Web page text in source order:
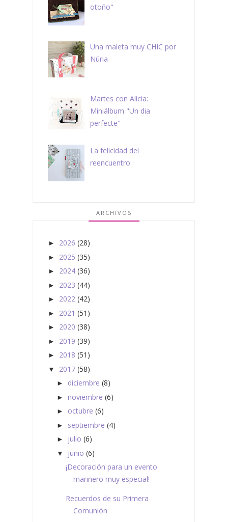
otoño"
Una maleta muy CHIC por
Núria
Martes con Alícia:
Miniálbum "Un dia
perfecte"
La felicidad del
reencuentro
ARCHIVOS
► 2026 (28)
► 2025 (35)
► 2024 (36)
► 2023 (44)
► 2022 (42)
► 2021 (51)
► 2020 (38)
► 2019 (39)
► 2018 (51)
▼ 2017 (58)
► diciembre (8)
► noviembre (6)
► octubre (6)
► septiembre (4)
► julio (6)
▼ junio (6)
¡Decoración para un evento
marinero muy especial!
Recuerdos de su Primera
Comunión